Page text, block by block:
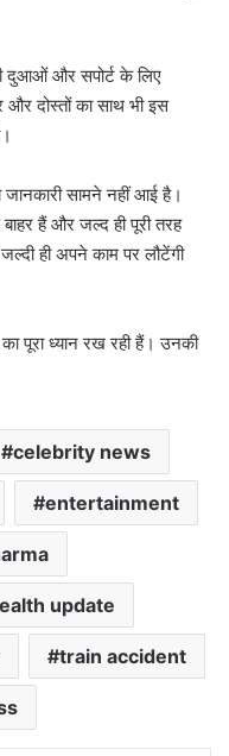
दुआओं और सपोर्ट के लिए
और दोस्तों का साथ भी इस
सामने नहीं आई है।
हैं और जल्द ही पूरी तरह
ही अपने काम पर लौटेंगी
पूरा ध्यान रख रही हैं। उनकी
celebrity news
entertainment
update
train accident